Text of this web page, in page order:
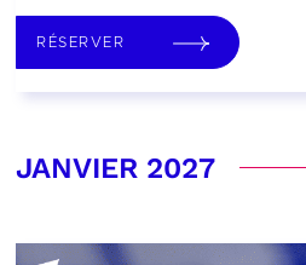
RÉSERVER
JANVIER 2027